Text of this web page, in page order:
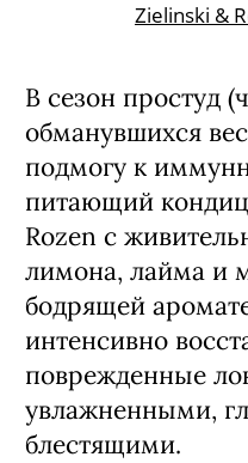
Zielinski &
В сезон простуд
обманувшихся
подмогу к
питающий
Rozen с
лимона, лайма и
бодрящей
интенсивно
поврежденные
увлажненными,
блестящими.